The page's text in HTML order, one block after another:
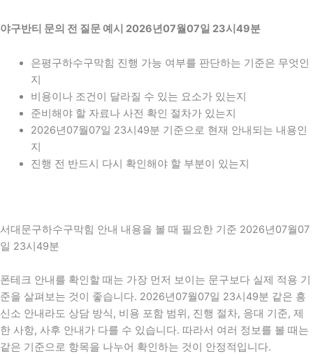
야구반티 문의 전 질문 예시 2026년07월07일 23시49분
은평구하수구막힘 진행 가능 여부를 판단하는 기준은 무엇인
지
비용이나 조건이 달라질 수 있는 요소가 있는지
준비해야 할 자료나 사전 확인 절차가 있는지
2026년07월07일 23시49분 기준으로 현재 안내되는 내용인
지
진행 전 반드시 다시 확인해야 할 부분이 있는지
서대문구하수구막힘 안내 내용을 볼 때 필요한 기준 2026년07월07
일 23시49분
폰테크 안내를 확인할 때는 가장 먼저 보이는 문구보다 실제 적용 기
준을 살펴보는 것이 좋습니다. 2026년07월07일 23시49분 같은 흥
신소 안내라도 상담 방식, 비용 포함 범위, 진행 절차, 응대 기준, 제
한 사항, 사후 안내가 다를 수 있습니다. 따라서 여러 정보를 볼 때는
같은 기준으로 항목을 나누어 확인하는 것이 안정적입니다.